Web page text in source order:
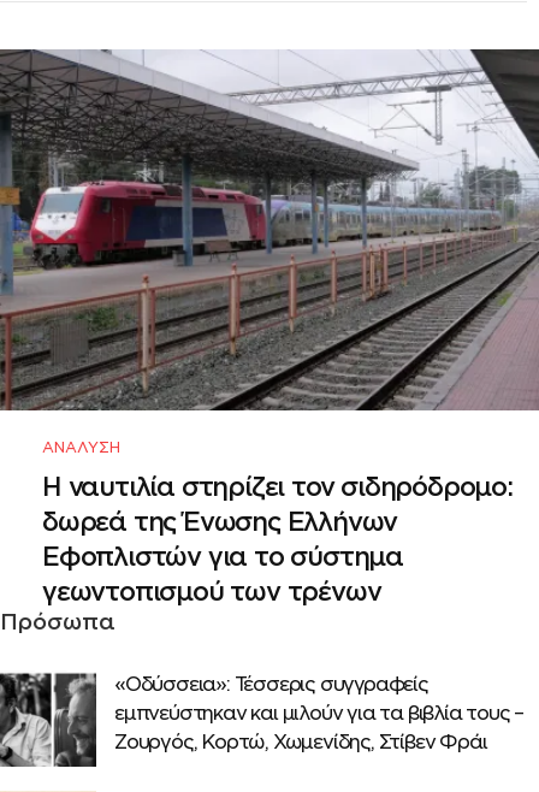
ΑΝΆΛΥΣΗ
Η ναυτιλία στηρίζει τον σιδηρόδρομο:
δωρεά της Ένωσης Ελλήνων
Εφοπλιστών για το σύστημα
γεωντοπισμού των τρένων
Πρόσωπα
«Οδύσσεια»: Τέσσερις συγγραφείς
εμπνεύστηκαν και μιλούν για τα βιβλία τους –
Ζουργός, Κορτώ, Χωμενίδης, Στίβεν Φράι